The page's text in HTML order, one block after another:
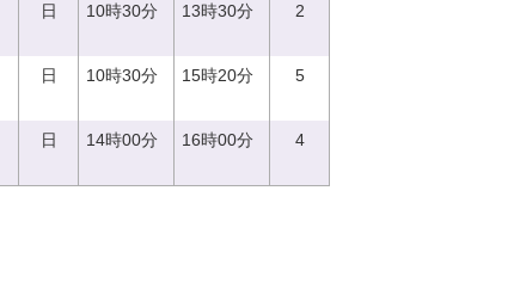
日 10時30分 13時30分 2
日 10時30分 15時20分 5
日 14時00分 16時00分 4